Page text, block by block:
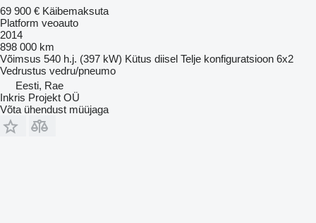
69 900 € Käibemaksuta
Platform veoauto
2014
898 000 km
Võimsus 540 h.j. (397 kW) Kütus diisel Telje konfiguratsioon 6x2
Vedrustus vedru/pneumo
Eesti, Rae
Inkris Projekt OÜ
Võta ühendust müüjaga